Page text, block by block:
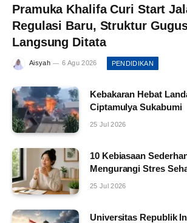
Pramuka Khalifa Curi Start
Regulasi Baru, Struktur
Langsung Ditata
Aisyah 6 Agu 2026 PENDIDIKAN
Kebakaran Hebat
Ciptamulya Sukabumi
25 Jul 2026
10 Kebiasaan
Mengurangi Stres
25 Jul 2026
Universitas Republik